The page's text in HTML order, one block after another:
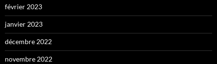
février 2023
janvier 2023
décembre 2022
novembre 2022